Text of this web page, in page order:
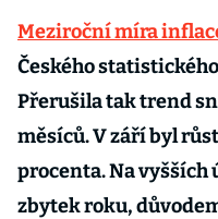
Meziroční míra
Českého
Přerušila tak trend
měsíců. V září byl
procenta. Na
zbytek roku,